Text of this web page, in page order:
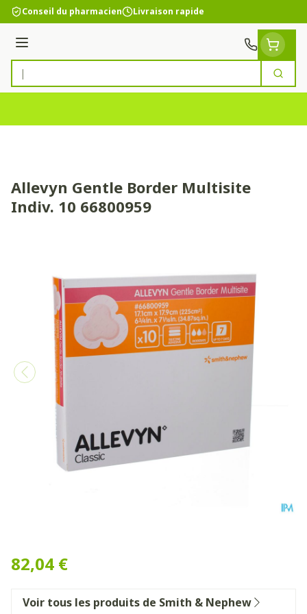
Aller au contenu
Conseil du pharmacien Livraison rapide
Menu
Rechercher
Allevyn Gentle Border Multisite
Indiv. 10 66800959
82,04 €
Voir tous les produits de Smith & Nephew